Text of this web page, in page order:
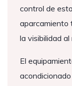
control de
aparcamiento
la visibilidad al
El